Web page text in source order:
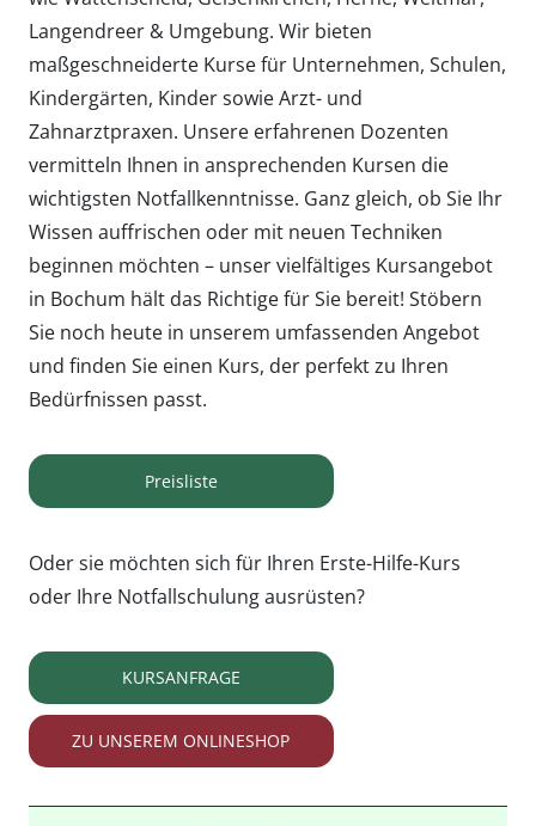
Langendreer & Umgebung. Wir bieten
maßgeschneiderte Kurse für Unternehmen, Schulen,
Kindergärten, Kinder sowie Arzt- und
Zahnarztpraxen. Unsere erfahrenen Dozenten
vermitteln Ihnen in ansprechenden Kursen die
wichtigsten Notfallkenntnisse. Ganz gleich, ob Sie Ihr
Wissen auffrischen oder mit neuen Techniken
beginnen möchten – unser vielfältiges Kursangebot
in Bochum hält das Richtige für Sie bereit! Stöbern
Sie noch heute in unserem umfassenden Angebot
und finden Sie einen Kurs, der perfekt zu Ihren
Bedürfnissen passt.
Preisliste
Oder sie möchten sich für Ihren Erste-Hilfe-Kurs
oder Ihre Notfallschulung ausrüsten?
KURSANFRAGE
ZU UNSEREM ONLINESHOP